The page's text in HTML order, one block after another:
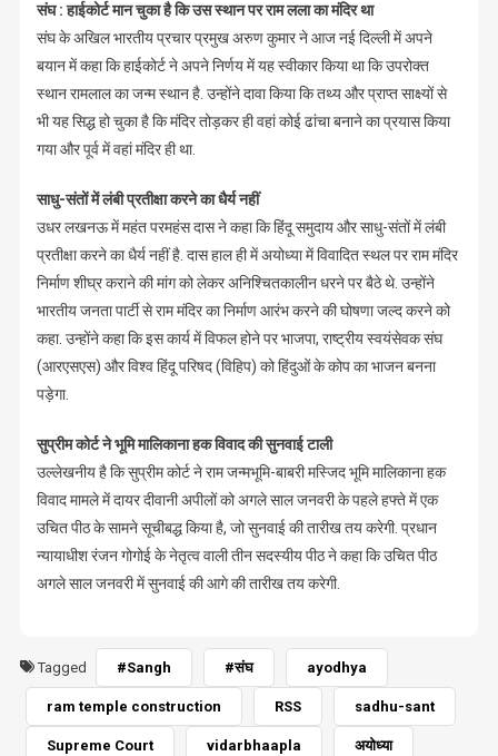
संघ : हाईकोर्ट मान चुका है कि उस स्थान पर राम लला का मंदिर था
संघ के अखिल भारतीय प्रचार प्रमुख अरुण कुमार ने आज नई दिल्ली में अपने
बयान में कहा कि हाईकोर्ट ने अपने निर्णय में यह स्वीकार किया था कि उपरोक्त
स्थान रामलाल का जन्म स्थान है. उन्होंने दावा किया कि तथ्य और प्राप्त साक्ष्यों से
भी यह सिद्ध हो चुका है कि मंदिर तोड़कर ही वहां कोई ढांचा बनाने का प्रयास किया
गया और पूर्व में वहां मंदिर ही था.
साधु-संतों में लंबी प्रतीक्षा करने का धैर्य नहीं
उधर लखनऊ में महंत परमहंस दास ने कहा कि हिंदू समुदाय और साधु-संतों में लंबी
प्रतीक्षा करने का धैर्य नहीं है. दास हाल ही में अयोध्या में विवादित स्थल पर राम मंदिर
निर्माण शीघ्र कराने की मांग को लेकर अनिश्चितकालीन धरने पर बैठे थे. उन्होंने
भारतीय जनता पार्टी से राम मंदिर का निर्माण आरंभ करने की घोषणा जल्द करने को
कहा. उन्होंने कहा कि इस कार्य में विफल होने पर भाजपा, राष्ट्रीय स्वयंसेवक संघ
(आरएसएस) और विश्व हिंदू परिषद (विहिप) को हिंदुओं के कोप का भाजन बनना
पड़ेगा.
सुप्रीम कोर्ट ने भूमि मालिकाना हक विवाद की सुनवाई टाली
उल्लेखनीय है कि सुप्रीम कोर्ट ने राम जन्मभूमि-बाबरी मस्जिद भूमि मालिकाना हक
विवाद मामले में दायर दीवानी अपीलों को अगले साल जनवरी के पहले हफ्ते में एक
उचित पीठ के सामने सूचीबद्ध किया है, जो सुनवाई की तारीख तय करेगी. प्रधान
न्यायाधीश रंजन गोगोई के नेतृत्व वाली तीन सदस्यीय पीठ ने कहा कि उचित पीठ
अगले साल जनवरी में सुनवाई की आगे की तारीख तय करेगी.
Tagged #Sangh #संघ ayodhya
ram temple construction RSS sadhu-sant
Supreme Court vidarbhaapla अयोध्या